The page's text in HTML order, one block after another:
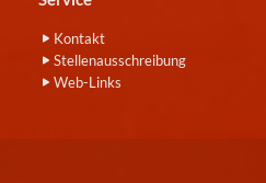
Kontakt
Stellenausschreibung
Web-Links